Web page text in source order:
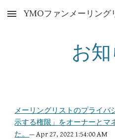
Skip to main content
YMOファンメーリング
お
メーリングリストのプライバ
示する権限」をオーナーとマ
た。— Apr 27, 2022 1:54:00 AM